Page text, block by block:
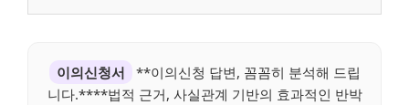
이의신청서
**이의신청 답변, 꼼꼼히 분석해 드립
니다.****법적 근거, 사실관계 기반의 효과적인 반박